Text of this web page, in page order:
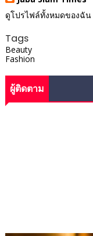
ดูโปรไฟล์ทั้งหมดของฉัน
Tags
Beauty
Fashion
ผู้ติดตาม